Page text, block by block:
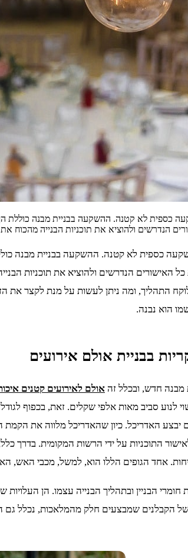
כספית לא קטנה. ההשקעה בבניית מבנה
הנדרשים ולהוציא את תוכניות הבנייה
כספית לא קטנה. ההשקעה בבניית מבנה
האישורים הנדרשים ולהוציא את תוכניות
התהליך, ומה ניתן לעשות על מנת לקצר את
הוא נבנה.
בבניית אולם אירועים
מבנה חדש, ובכלל זה אולם לאירועים קטנים
סביב מאות אלפי שקלים. זאת, בכפוף
יבצע האדריכל. כיון שהאדריכל מלווה את
התוכניות על ידי הרשות המקומית. בדרך
אחד הגופים הללו הוא, למשל, מכבי האש,
הבניין ובתהליך הבנייה עצמו. הן
הקבלנים שמבצעים חלק מהמלאכות, נכלל גם